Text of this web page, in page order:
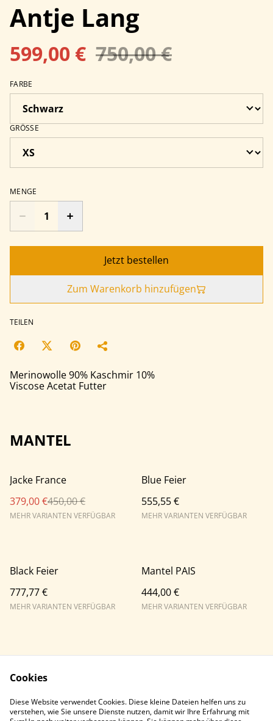
Antje Lang
599,00 € 750,00 €
FARBE
GRÖSSE
MENGE
Jetzt bestellen
Zum Warenkorb hinzufügen
TEILEN
Merinowolle 90% Kaschmir 10%
Viscose Acetat Futter
MANTEL
%
Jacke France
379,00 €450,00 €
MEHR VARIANTEN VERFÜGBAR
Blue Feier
555,55 €
MEHR VARIANTEN VERFÜGBAR
Black Feier
777,77 €
MEHR VARIANTEN VERFÜGBAR
Mantel PAIS
444,00 €
MEHR VARIANTEN VERFÜGBAR
Contact Us
Legal Terms
Privacy Policy
Cookie Policy
Cookies
Diese Website verwendet Cookies. Diese kleine Dateien helfen uns zu
verstehen, wie Sie unsere Dienste nutzen, damit wir Ihre Erfahrung mit